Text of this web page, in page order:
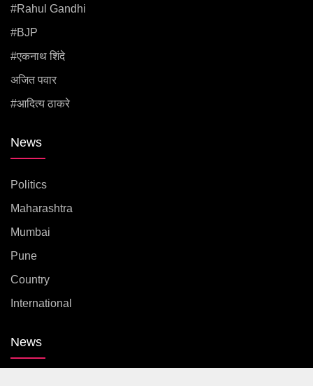
#rahul Gandhi
#BJP
#एकनाथ शिंदे
अजित पवार
#आदित्य ठाकरे
News
Politics
Maharashtra
Mumbai
Pune
Country
International
News